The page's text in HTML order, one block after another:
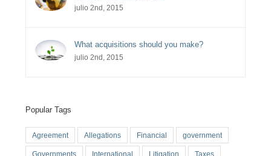
julio 2nd, 2015
What acquisitions should you make?
julio 2nd, 2015
Popular Tags
Agreement Allegations Financial government
Governments International Litigation Taxes